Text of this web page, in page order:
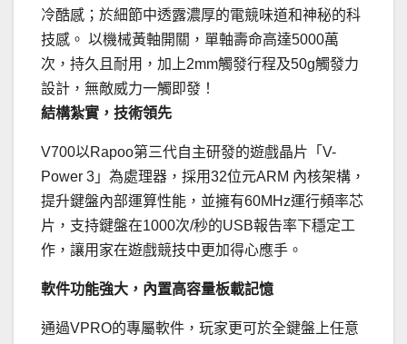
冷酷感； 於細節中透露濃厚的電競味道和神秘的科
技感。 以機械黃軸開關，單軸壽命高達5000萬
次，持久且耐用，加上2mm觸發行程及50g觸發力
設計，無敵威力一觸即發！
結構紮實，技術領先
V700以Rapoo第三代自主研發的遊戲晶片「V-
Power 3」為處理器，採用32位元ARM 內核架構，
提升鍵盤內部運算性能，並擁有60MHz運行頻率芯
片 ，支持鍵盤在1000次/秒的USB報告率下穩定工
作， 讓用家在遊戲競技中更加得心應手。
軟件功能強大，內置高容量板載記憶
通過VPRO的專屬軟件， 玩家更可於全鍵盤上任意